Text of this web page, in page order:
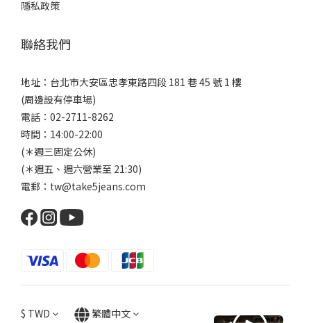
隱私政策
聯絡我們
地址：台北市大安區忠孝東路四段 181 巷 45 號 1 樓
(周邊設有停車場)
電話：02-2711-8262
時間：14:00-22:00
(＊週三固定公休)
(＊週五、週六營業至 21:30)
電郵：tw@take5jeans.com
$ TWD 繁體中文